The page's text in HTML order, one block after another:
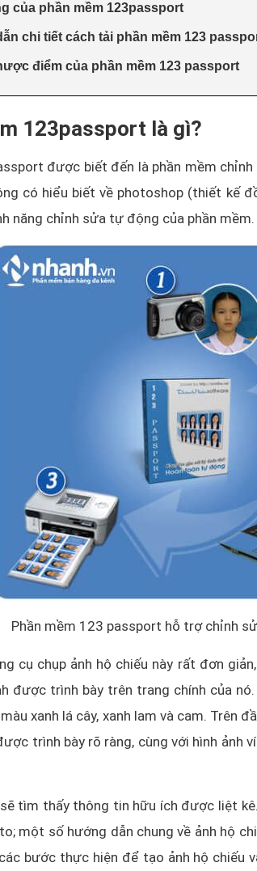
của phần mềm 123passport
chi tiết cách tải phần mềm 123
điểm của phần mềm 123 passport
123passport là gì?
được biết đến là phần mềm chỉnh
có hiểu biết về photoshop (thiết kế
năng chỉnh sửa tự động của phần mềm.
Phần mềm 123 passport hỗ trợ chỉnh
cụ chụp ảnh hộ chiếu này rất đơn
được trình bày trên trang chính của
xanh lá cây, xanh lam và cam. Trên
trình bày rõ ràng, cùng với hình ảnh
sẽ tìm thấy thông tin hữu ích được liệt
một số hướng dẫn chung về ảnh hộ
bước thực hiện để tạo ảnh hộ chiếu